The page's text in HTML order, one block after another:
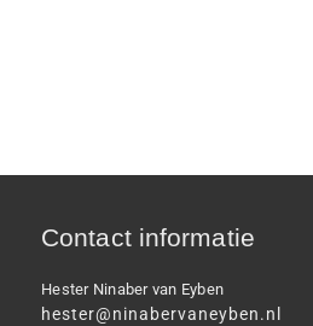
Contact informatie
Hester Ninaber van Eyben
hester@ninabervaneyben.nl